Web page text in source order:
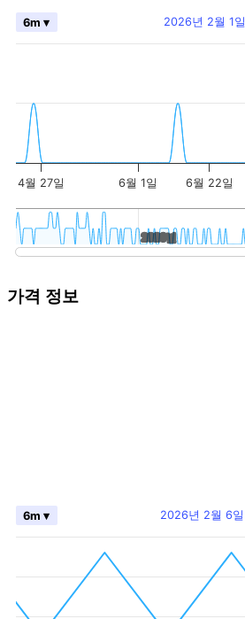
2026년 2월 1일
6m ▾
4월 27일 6월 1일 6월 22일
2020년
2020년
가격 정보
2026년 2월 6일
6m ▾